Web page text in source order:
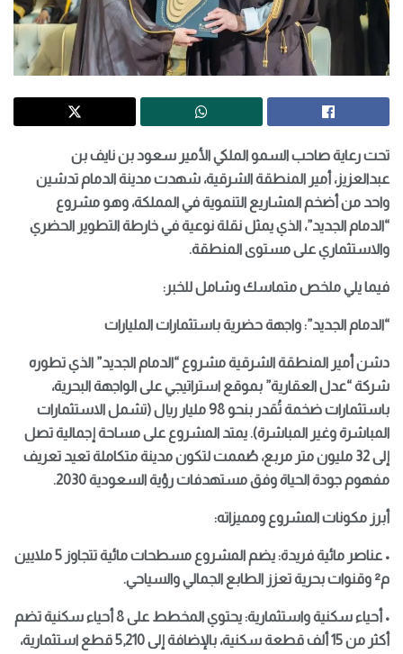
تحت رعاية صاحب السمو الملكي الأمير سعود بن نايف بن
عبدالعزيز، أمير المنطقة الشرقية، شهدت مدينة الدمام تدشين
واحد من أضخم المشاريع التنموية في المملكة، وهو مشروع
“الدمام الجديد”، الذي يمثل نقلة نوعية في خارطة التطوير الحضري
والاستثماري على مستوى المنطقة.
فيما يلي ملخص متماسك وشامل للخبر:
“الدمام الجديد”: واجهة حضرية باستثمارات المليارات
دشن أمير المنطقة الشرقية مشروع “الدمام الجديد” الذي تطوره
شركة “عدل العقارية” بموقع استراتيجي على الواجهة البحرية،
باستثمارات ضخمة تُقدر بنحو 98 مليار ريال (تشمل الاستثمارات
المباشرة وغير المباشرة). يمتد المشروع على مساحة إجمالية تصل
إلى 32 مليون متر مربع، صُممت لتكون مدينة متكاملة تعيد تعريف
مفهوم جودة الحياة وفق مستهدفات رؤية السعودية 2030.
أبرز مكونات المشروع ومميزاته:
• عناصر مائية فريدة: يضم المشروع مسطحات مائية تتجاوز 5 ملايين
م² وقنوات بحرية تعزز الطابع الجمالي والسياحي.
• أحياء سكنية واستثمارية: يحتوي المخطط على 8 أحياء سكنية تضم
أكثر من 15 ألف قطعة سكنية، بالإضافة إلى 5,210 قطع استثمارية،